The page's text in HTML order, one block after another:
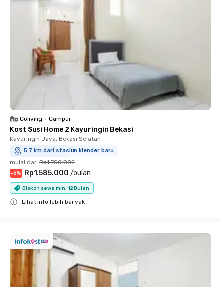
Coliving • Campur
Kost Susi Home 2 Kayuringin Bekasi
Kayuringin Jaya, Bekasi Selatan
5.7 km dari stasiun klender baru
mulai dari Rp1.700.000
-6% Rp1.585.000 /bulan
Diskon sewa min. 12 Bulan
Lihat info lebih banyak